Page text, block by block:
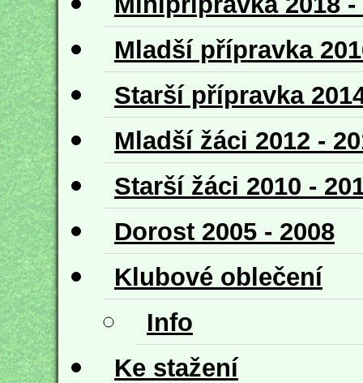
Mladší přípravka
Starší přípravka
Mladší žáci 2012 -
Starší žáci 2010 -
Dorost 2005 - 2008
Klubové oblečení
Info
Ke stažení